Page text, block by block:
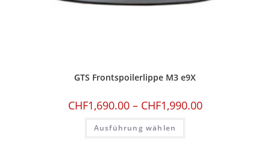
GTS Frontspoilerlippe M3 e9X
CHF1,690.00– CHF1,990.00
Ausführung wählen